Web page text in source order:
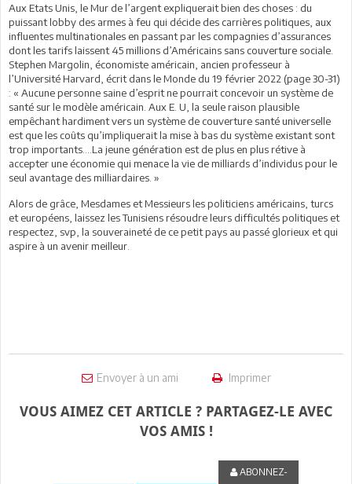
Aux Etats Unis, le Mur de l’argent expliquerait bien des choses : du
puissant lobby des armes à feu qui décide des carrières politiques, aux
influentes multinationales en passant par les compagnies d’assurances
dont les tarifs laissent 45 millions d’Américains sans couverture sociale.
Stephen Margolin, économiste américain, ancien professeur à
l’Université Harvard, écrit dans le Monde du 19 février 2022 (page 30-31)
: « Aucune personne saine d’esprit ne pourrait concevoir un système de
santé sur le modèle américain. Aux E. U, la seule raison plausible
empêchant hardiment vers un système de couverture santé universelle
est que les coûts qu’impliquerait la mise à bas du système existant sont
trop importants….La jeune génération est de plus en plus rétive à
accepter une économie qui menace la vie de milliards d’individus pour le
seul avantage des milliardaires. »
Alors de grâce, Mesdames et Messieurs les politiciens américains, turcs
et européens, laissez les Tunisiens résoudre leurs difficultés politiques et
respectez, svp, la souveraineté de ce petit pays au passé glorieux et qui
aspire à un avenir meilleur.
Envoyer à un ami Imprimer
VOUS AIMEZ CET ARTICLE ? PARTAGEZ-LE AVEC
VOS AMIS !
ABONNEZ-